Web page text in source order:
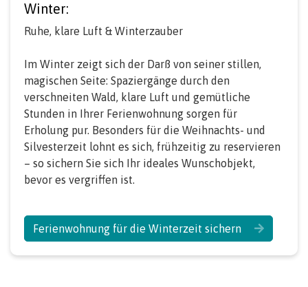
Winter:
Ruhe, klare Luft & Winterzauber
Im Winter zeigt sich der Darß von seiner stillen,
magischen Seite: Spaziergänge durch den
verschneiten Wald, klare Luft und gemütliche
Stunden in Ihrer Ferienwohnung sorgen für
Erholung pur. Besonders für die Weihnachts- und
Silvesterzeit lohnt es sich, frühzeitig zu reservieren
– so sichern Sie sich Ihr ideales Wunschobjekt,
bevor es vergriffen ist.
Ferienwohnung für die Winterzeit sichern